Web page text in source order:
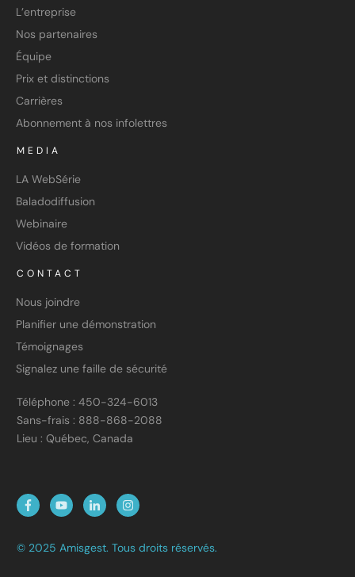
L’entreprise
Nos partenaires
Équipe
Prix et distinctions
Carrières
Abonnement à nos infolettres
MEDIA
LA WebSérie
Baladodiffusion
Webinaire
Vidéos de formation
CONTACT
Nous joindre
Planifier une démonstration
Témoignages
Signalez une faille de sécurité
Téléphone : 450-324-6013
Sans-frais : 888-868-2088
Lieu : Québec, Canada
© 2025 Amisgest. Tous droits réservés.